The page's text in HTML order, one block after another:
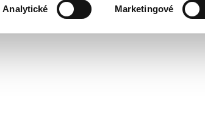
Analytické Marketingové